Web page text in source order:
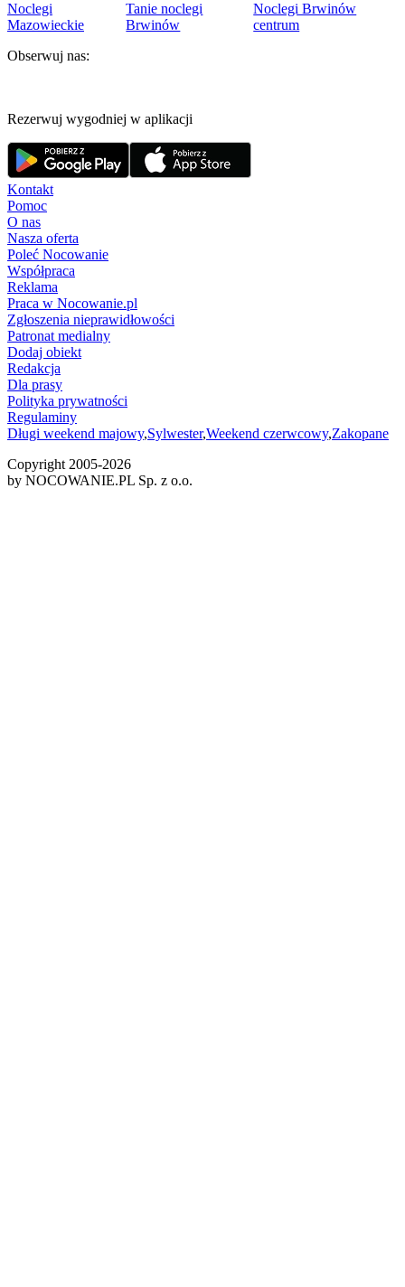
Noclegi
Mazowieckie
Tanie noclegi
Brwinów
Noclegi Brwinów
centrum
Obserwuj nas:
Rezerwuj wygodniej w aplikacji
Kontakt
Pomoc
O nas
Nasza oferta
Poleć Nocowanie
Współpraca
Reklama
Praca w Nocowanie.pl
Zgłoszenia nieprawidłowości
Patronat medialny
Dodaj obiekt
Redakcja
Dla prasy
Polityka prywatności
Regulaminy
Długi weekend majowy,Sylwester,Weekend czerwcowy,Zakopane
Copyright 2005-2026
by NOCOWANIE.PL Sp. z o.o.